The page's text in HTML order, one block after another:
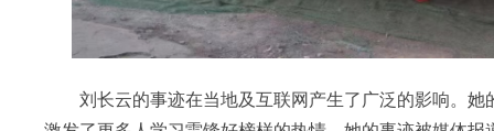
刘长云的事迹在当地及互联网产生了广泛的影响。她